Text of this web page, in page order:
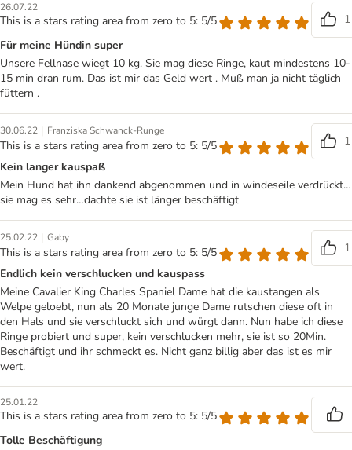
26.07.22
This is a stars rating area from zero to 5: 5/5
1
Für meine Hündin super
Unsere Fellnase wiegt 10 kg. Sie mag diese Ringe, kaut mindestens 10-
15 min dran rum. Das ist mir das Geld wert . Muß man ja nicht täglich
füttern .
30.06.22 | Franziska Schwanck-Runge
This is a stars rating area from zero to 5: 5/5
1
Kein langer kauspaß
Mein Hund hat ihn dankend abgenommen und in windeseile verdrückt…
sie mag es sehr…dachte sie ist länger beschäftigt
25.02.22 | Gaby
This is a stars rating area from zero to 5: 5/5
1
Endlich kein verschlucken und kauspass
Meine Cavalier King Charles Spaniel Dame hat die kaustangen als
Welpe geloebt, nun als 20 Monate junge Dame rutschen diese oft in
den Hals und sie verschluckt sich und würgt dann. Nun habe ich diese
Ringe probiert und super, kein verschlucken mehr, sie ist so 20Min.
Beschäftigt und ihr schmeckt es. Nicht ganz billig aber das ist es mir
wert.
25.01.22
This is a stars rating area from zero to 5: 5/5
Tolle Beschäftigung